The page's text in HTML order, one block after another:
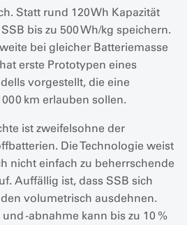
Statt rund 120 Wh Kapazität
bis zu 500 Wh/kg speichern.
bei gleicher Batteriemasse
erste Prototypen eines
vorgestellt, die eine
km erlauben sollen.
ist zweifelsohne der
Die Technologie weist
nicht einfach zu beherrschende
Auffällig ist, dass SSB sich
volumetrisch ausdehnen.
-abnahme kann bis zu 10 %